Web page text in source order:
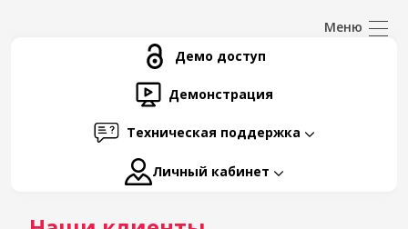
Демо доступ
Демонстрация
Техническая поддержка
Личный кабинет